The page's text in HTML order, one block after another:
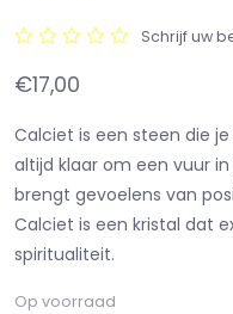
Schrijf uw
€17,00
Calciet is een steen die
altijd klaar om een vuur
brengt gevoelens van
Calciet is een kristal dat
spiritualiteit.
Op voorraad